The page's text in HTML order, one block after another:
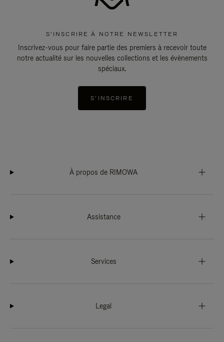
S'INSCRIRE À NOTRE NEWSLETTER
Inscrivez-vous pour faire partie des premiers à recevoir toute
notre actualité sur les nouvelles collections et les évènements
spéciaux.
S'INSCRIRE
À propos de RIMOWA
Assistance
Services
Legal